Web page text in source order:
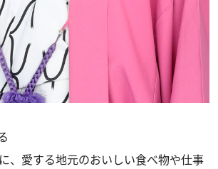
、愛する地元のおいしい食べ物や仕事